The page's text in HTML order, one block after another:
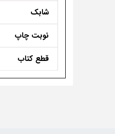
شابک
نوبت چاپ
قطع کتاب